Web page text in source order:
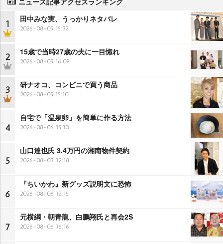
1 田中みな実、うっかりネタバレ
2026-08-05 15:32
2 15歳で当時27歳の夫に一目惚れ
2026-08-05 16:09
3 研ナオコ、コンビニで買う商品
2026-08-05 15:10
4
自宅で「温泉卵」を簡単に作る方法
2026-08-06 15:10
5
山口達也氏 3.4万円の湘南物件契約
2026-08-03 12:18
6
『ちいかわ』新グッズ説明文に恐怖
2026-08-06 12:15
7
元横綱・朝青龍、白鵬翔氏と再会2S
2026-08-06 16:16